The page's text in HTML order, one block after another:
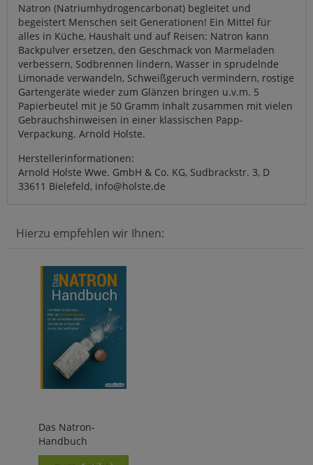
Natron (Natriumhydrogencarbonat) begleitet und
begeistert Menschen seit Generationen! Ein Mittel für
alles in Küche, Haushalt und auf Reisen: Natron kann
Backpulver ersetzen, den Geschmack von Marmeladen
verbessern, Sodbrennen lindern, Wasser in sprudelnde
Limonade verwandeln, Schweißgeruch vermindern, rostige
Gartengeräte wieder zum Glänzen bringen u.v.m. 5
Papierbeutel mit je 50 Gramm Inhalt zusammen mit vielen
Gebrauchshinweisen in einer klassischen Papp-
Verpackung. Arnold Holste.
Herstellerinformationen:
Arnold Holste Wwe. GmbH & Co. KG, Sudbrackstr. 3, D
33611 Bielefeld, info@holste.de
Hierzu empfehlen wir Ihnen:
Das Natron-
Handbuch